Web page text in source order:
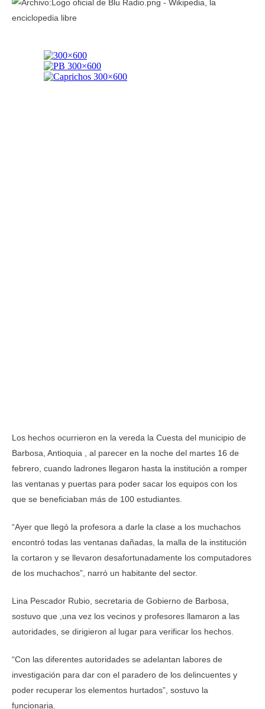
Los hechos ocurrieron en la vereda la Cuesta del municipio de
Barbosa, Antioquia , al parecer en la noche del martes 16 de
febrero, cuando ladrones llegaron hasta la institución a romper
las ventanas y puertas para poder sacar los equipos con los
que se beneficiaban más de 100 estudiantes.
“Ayer que llegó la profesora a darle la clase a los muchachos
encontró todas las ventanas dañadas, la malla de la institución
la cortaron y se llevaron desafortunadamente los computadores
de los muchachos”, narró un habitante del sector.
Lina Pescador Rubio, secretaria de Gobierno de Barbosa,
sostuvo que ,una vez los vecinos y profesores llamaron a las
autoridades, se dirigieron al lugar para verificar los hechos.
“Con las diferentes autoridades se adelantan labores de
investigación para dar con el paradero de los delincuentes y
poder recuperar los elementos hurtados”, sostuvo la
funcionaria.